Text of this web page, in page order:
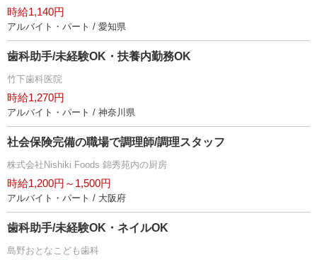
時給1,140円
アルバイト・パート / 愛知県
歯科助手/未経験OK・扶養内勤務OK
竹下歯科医院
時給1,270円
アルバイト・パート / 神奈川県
社会保険完備の職場で調理師/調理スタッフ
株式会社Nishiki Foods 錦秀苑内の厨房
時給1,200円～1,500円
アルバイト・パート / 大阪府
歯科助手/未経験OK・ネイルOK
島野おとなこども歯科